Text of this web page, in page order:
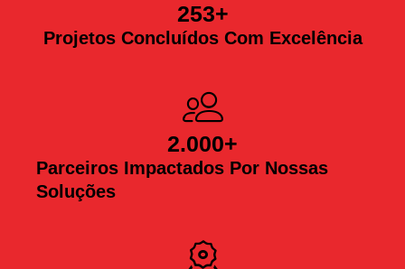
Projetos Concluídos Com Excelência
253+
Parceiros Impactados Por Nossas
Soluções
2.000+